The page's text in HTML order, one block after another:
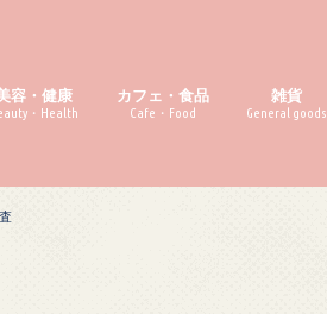
容・健康
・Health
カフェ・食品
Cafe・Food
雑貨
General goods